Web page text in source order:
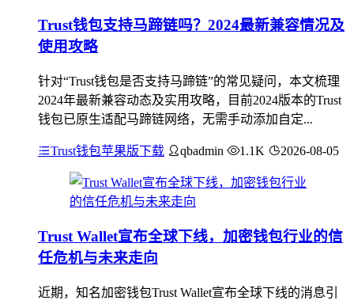
Trust钱包支持马蹄链吗？2024最新兼容情况及
使用攻略
针对“Trust钱包是否支持马蹄链”的常见疑问，本文梳理
2024年最新兼容动态及实用攻略，目前2024版本的Trust
钱包已原生适配马蹄链网络，无需手动添加自定...
Trust钱包苹果版下载 qbadmin 1.1K 2026-08-05
Trust Wallet宣布全球下线，加密钱包行业的信
任危机与未来走向
近期，知名加密钱包Trust Wallet宣布全球下线的消息引